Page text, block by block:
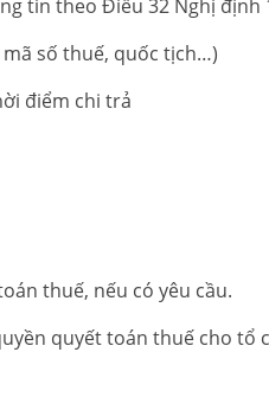
tin theo Điều 32 Nghị định
số thuế, quốc tịch…)
điểm chi trả
thuế, nếu có yêu cầu.
quyết toán thuế cho tổ